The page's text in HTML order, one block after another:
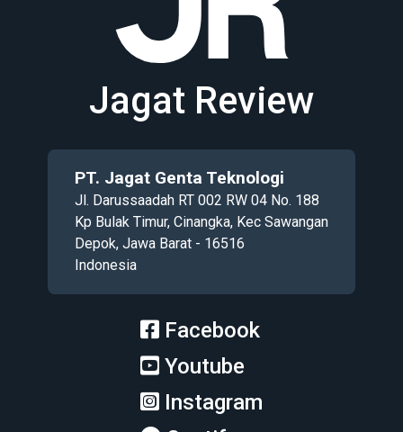
Jagat Review
PT. Jagat Genta Teknologi
Jl. Darussaadah RT 002 RW 04 No. 188
Kp Bulak Timur, Cinangka, Kec Sawangan
Depok, Jawa Barat - 16516
Indonesia
Facebook
Youtube
Instagram